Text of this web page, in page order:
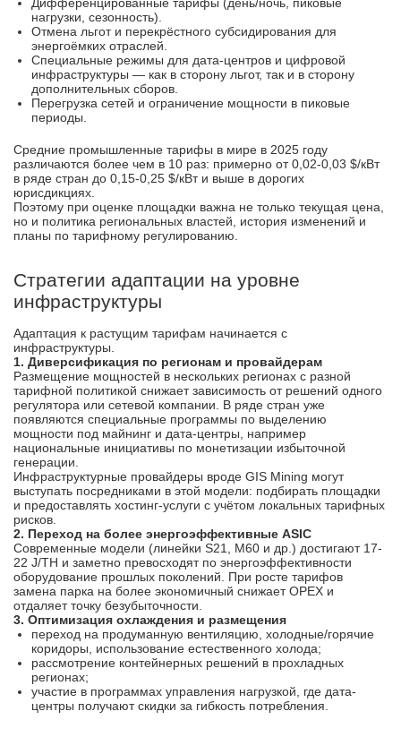
Дифференцированные тарифы (день/ночь, пиковые
нагрузки, сезонность).
Отмена льгот и перекрёстного субсидирования для
энергоёмких отраслей.
Специальные режимы для дата-центров и цифровой
инфраструктуры — как в сторону льгот, так и в сторону
дополнительных сборов.
Перегрузка сетей и ограничение мощности в пиковые
периоды.
Средние промышлен­ные тарифы в мире в 2025 году
различаются более чем в 10 раз: примерно от 0,02-0,03 $/кВт
в ряде стран до 0,15-0,25 $/кВт и выше в дорогих
юрисдикциях.
Поэтому при оценке площадки важна не только текущая цена,
но и политика региональных властей, история изменений и
планы по тарифному регулированию.
Стратегии адаптации на уровне
инфраструктуры
Адаптация к растущим тарифам начинается с
инфраструктуры.
1. Диверсификация по регионам и провайдерам
Размещение мощностей в нескольких регионах с разной
тарифной политикой снижает зависимость от решений одного
регулятора или сетевой компании. В ряде стран уже
появляются специальные программы по выделению
мощности под майнинг и дата-центры, например
национальные инициативы по монетизации избыточной
генерации.
Инфраструктурные провайдеры вроде GIS Mining могут
выступать посредниками в этой модели: подбирать площадки
и предоставлять хостинг-услуги с учётом локальных тарифных
рисков.
2. Переход на более энергоэффективные ASIC
Современные модели (линейки S21, M60 и др.) достигают 17-
22 J/TH и заметно превосходят по энергоэффективности
оборудование прошлых поколений. При росте тарифов
замена парка на более экономичный снижает OPEX и
отдаляет точку безубыточности.
3. Оптимизация охлаждения и размещения
переход на продуманную вентиляцию, холодные/горячие
коридоры, использование естественного холода;
рассмотрение контейнерных решений в прохладных
регионах;
участие в программах управления нагрузкой, где дата-
центры получают скидки за гибкость потребления.